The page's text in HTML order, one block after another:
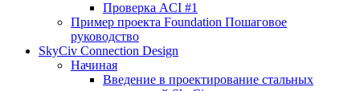
Проверка ACI #1
Пример проекта Foundation Пошаговое
руководство
SkyCiv Connection Design
Начиная
Введение в проектирование стальных